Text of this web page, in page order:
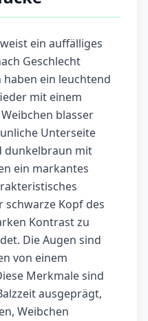
ein auffälliges
Geschlecht
ein leuchtend
mit einem
blasser
Unterseite
dunkelbraun mit
ein markantes
Kopf des
Kontrast zu
Die Augen sind
von einem
Merkmale sind
ausgeprägt,
Weibchen